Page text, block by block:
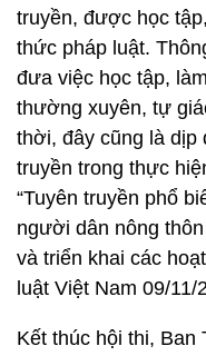
truyền, được học
thức pháp luật.
đưa việc học tập,
thường xuyên, tự
thời, đây cũng là dịp
truyền trong thực
“Tuyên truyền phổ
người dân nông
và triển khai các
luật Việt Nam 09/11/
Kết thúc hội thi, Ban